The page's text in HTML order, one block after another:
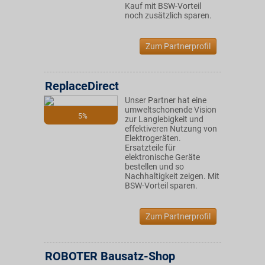
Kauf mit BSW-Vorteil
noch zusätzlich sparen.
Zum Partnerprofil
5%
ReplaceDirect
Unser Partner hat eine
umweltschonende Vision
zur Langlebigkeit und
effektiveren Nutzung von
Elektrogeräten.
Ersatzteile für
elektronische Geräte
bestellen und so
Nachhaltigkeit zeigen. Mit
BSW-Vorteil sparen.
Zum Partnerprofil
ROBOTER Bausatz-Shop